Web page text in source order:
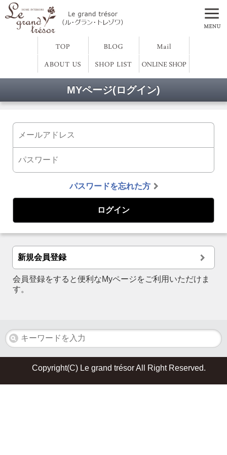
MYページ(ログイン)
パスワードを忘れた方
新規会員登録
会員登録をすると便利なMyページをご利用いただけま
す。
Copyright(C) Le grand trésor All Right Reserved.